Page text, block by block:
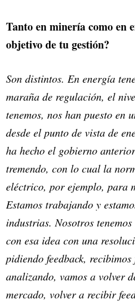
Tanto en minería como en
objetivo de tu gestión?
Son distintos. En energía
maraña de regulación, el
tenemos, nos han puesto en
desde el punto de vista de
ha hecho el gobierno
tremendo, con lo cual la
eléctrico, por ejemplo, para
Estamos trabajando y
industrias. Nosotros
con esa idea con una
pidiendo feedback, recibimos
analizando, vamos a volver
mercado, volver a recibir